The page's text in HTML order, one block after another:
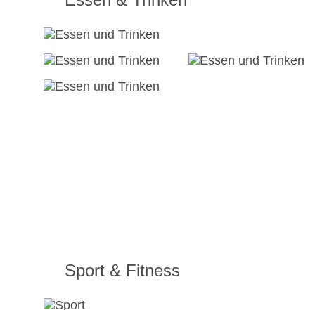
Sport & Fitness